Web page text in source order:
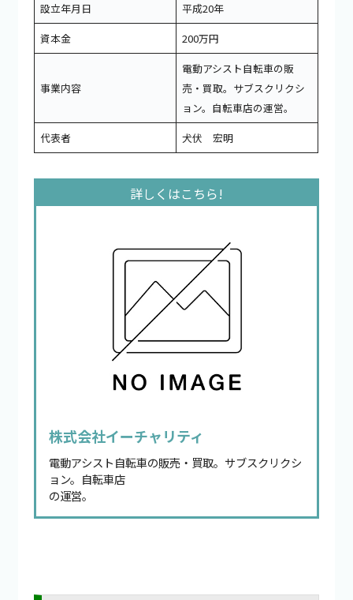
設立年月日
平成20年
資本金
200万円
事業内容
電動アシスト自転車の販
売・買取。サブスクリクシ
ョン。自転車店の運営。
代表者
犬伏 宏明
株式会社イーチャリティ
電動アシスト自転車の販売・買取。サブスクリクシ
ョン。自転車店
の運営。